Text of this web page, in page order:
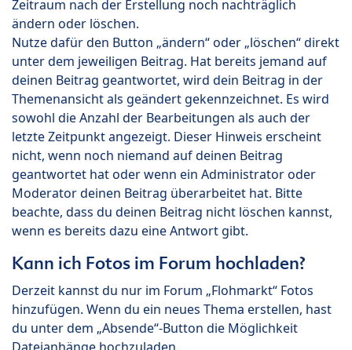
Zeitraum nach der Erstellung noch nachträglich
ändern oder löschen.
Nutze dafür den Button „ändern“ oder „löschen“ direkt
unter dem jeweiligen Beitrag. Hat bereits jemand auf
deinen Beitrag geantwortet, wird dein Beitrag in der
Themenansicht als geändert gekennzeichnet. Es wird
sowohl die Anzahl der Bearbeitungen als auch der
letzte Zeitpunkt angezeigt. Dieser Hinweis erscheint
nicht, wenn noch niemand auf deinen Beitrag
geantwortet hat oder wenn ein Administrator oder
Moderator deinen Beitrag überarbeitet hat. Bitte
beachte, dass du deinen Beitrag nicht löschen kannst,
wenn es bereits dazu eine Antwort gibt.
Kann ich Fotos im Forum hochladen?
Derzeit kannst du nur im Forum „Flohmarkt“ Fotos
hinzufügen. Wenn du ein neues Thema erstellen, hast
du unter dem „Absende“-Button die Möglichkeit